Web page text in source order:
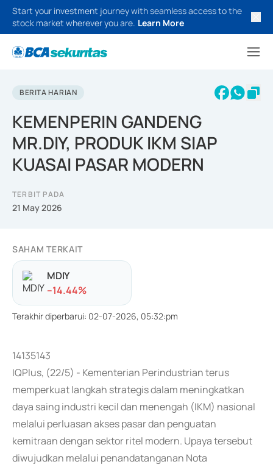
Start your investment journey with seamless access to the
stock market wherever you are. Learn More
BERITA HARIAN
KEMENPERIN GANDENG
MR.DIY, PRODUK IKM SIAP
KUASAI PASAR MODERN
TERBIT PADA
21 May 2026
SAHAM TERKAIT
MDIY
--14.44%
Terakhir diperbarui: 02-07-2026, 05:32:pm
14135143
IQPlus, (22/5) - Kementerian Perindustrian terus
memperkuat langkah strategis dalam meningkatkan
daya saing industri kecil dan menengah (IKM) nasional
melalui perluasan akses pasar dan penguatan
kemitraan dengan sektor ritel modern. Upaya tersebut
diwujudkan melalui penandatanganan Nota